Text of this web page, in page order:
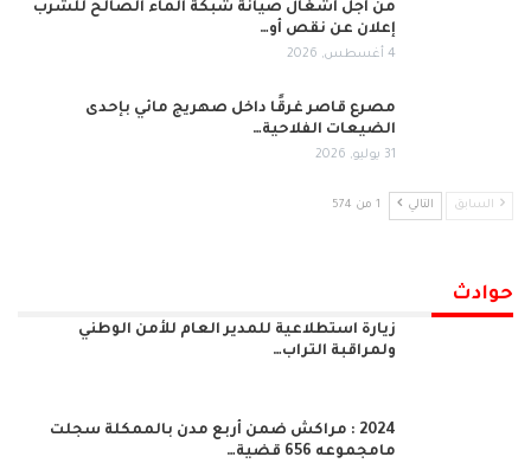
من أجل أشغال صيانة شبكة الماء الصالح للشرب
إعلان عن نقص أو…
4 أغسطس, 2026
مصرع قاصر غرقًا داخل صهريج مائي بإحدى
الضيعات الفلاحية…
31 يوليو, 2026
السابق التالي 1 من 574
حوادث
زيارة استطلاعية للمدير العام للأمن الوطني
ولمراقبة التراب…
2024 : مراكش ضمن أربع مدن بالممكلة سجلت
مامجموعه 656 قضية…